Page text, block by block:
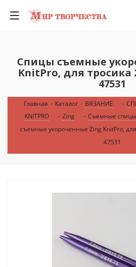
Спицы съемные
KnitPro, для тросика
47531
Главная - Каталог - ВЯЗАНИЕ -
KNITPRO
- Zing - Съемные спицы
съемные укороченные Zing KnitPro,
47531